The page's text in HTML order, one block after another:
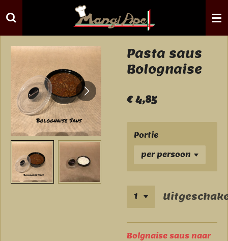
direct
naar
de
Pasta saus
Bolognaise
€ 4,85
Portie
Bolgnaise saus naar